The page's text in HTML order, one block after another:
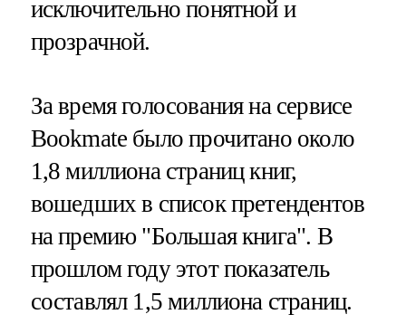
исключительно понятной и
прозрачной.
За время голосования на сервисе
Bookmate было прочитано около
1,8 миллиона страниц книг,
вошедших в список претендентов
на премию "Большая книга". В
прошлом году этот показатель
составлял 1,5 миллиона страниц.